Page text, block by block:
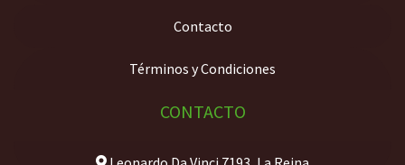
Contacto
Términos y Condiciones
CONTACTO